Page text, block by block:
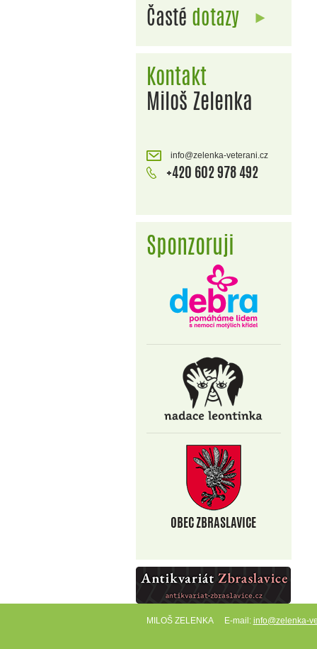
Časté dotazy
Kontakt
Miloš Zelenka
info@zelenka-veterani.cz
+420 602 978 492
Sponzoruji
MILOŠ ZELENKA E-mail: info@zelenka-